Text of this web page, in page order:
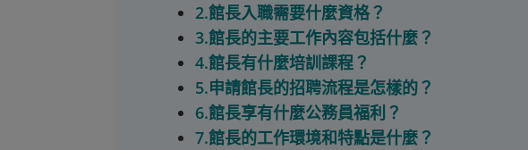
2.館長入職需要什麼資格？
3.館長的主要工作內容包括什麼？
4.館長有什麼培訓課程？
5.申請館長的招聘流程是怎樣的？
6.館長享有什麼公務員福利？
7.館長的工作環境和特點是什麼？